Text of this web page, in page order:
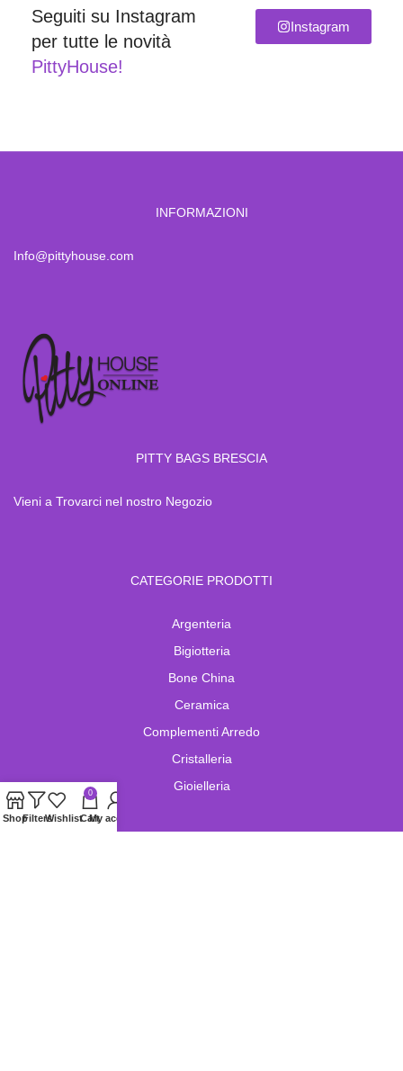
Seguiti su Instagram
per tutte le novità
PittyHouse!
Instagram
INFORMAZIONI
Info@pittyhouse.com
PITTY BAGS BRESCIA
Vieni a Trovarci nel nostro Negozio
CATEGORIE PRODOTTI
Argenteria
Bigiotteria
Bone China
Ceramica
Complementi Arredo
Cristalleria
Gioielleria
ShopFiltersWishlist
0
CartMy account